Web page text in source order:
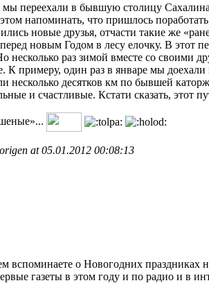
мы переехали в бывшую столицу
напоминать, что пришлось
новые друзья, отчасти такие же
новым Годом в лесу елочку. В этот
несколько раз зимой вместе со своими
К примеру, один раз в январе мы
несколько десятков км по бывшей
и счастливые. Кстати сказать,
at 05.01.2012 00:08:13
вспоминаете о Новогодних праздниках
газеты в этом году и по радио и в